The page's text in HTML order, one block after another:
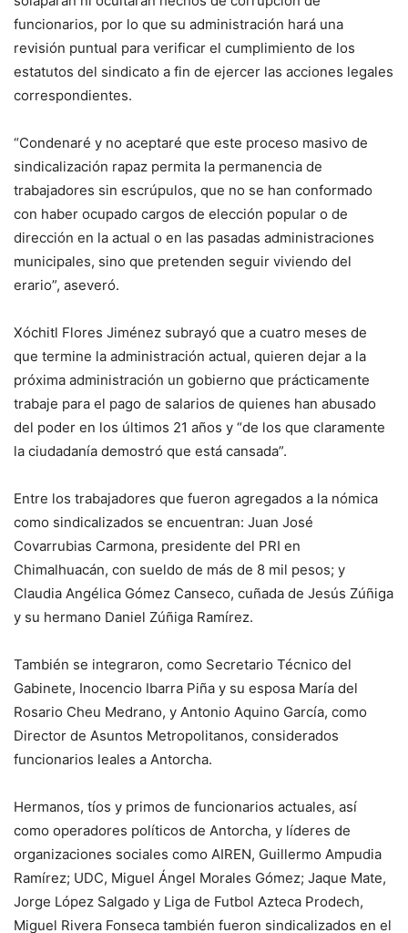
funcionarios, por lo que su administración hará una
revisión puntual para verificar el cumplimiento de los
estatutos del sindicato a fin de ejercer las acciones legales
correspondientes.
“Condenaré y no aceptaré que este proceso masivo de
sindicalización rapaz permita la permanencia de
trabajadores sin escrúpulos, que no se han conformado
con haber ocupado cargos de elección popular o de
dirección en la actual o en las pasadas administraciones
municipales, sino que pretenden seguir viviendo del
erario”, aseveró.
Xóchitl Flores Jiménez subrayó que a cuatro meses de
que termine la administración actual, quieren dejar a la
próxima administración un gobierno que prácticamente
trabaje para el pago de salarios de quienes han abusado
del poder en los últimos 21 años y “de los que claramente
la ciudadanía demostró que está cansada”.
Entre los trabajadores que fueron agregados a la nómica
como sindicalizados se encuentran: Juan José
Covarrubias Carmona, presidente del PRI en
Chimalhuacán, con sueldo de más de 8 mil pesos; y
Claudia Angélica Gómez Canseco, cuñada de Jesús Zúñiga
y su hermano Daniel Zúñiga Ramírez.
También se integraron, como Secretario Técnico del
Gabinete, Inocencio Ibarra Piña y su esposa María del
Rosario Cheu Medrano, y Antonio Aquino García, como
Director de Asuntos Metropolitanos, considerados
funcionarios leales a Antorcha.
Hermanos, tíos y primos de funcionarios actuales, así
como operadores políticos de Antorcha, y líderes de
organizaciones sociales como AIREN, Guillermo Ampudia
Ramírez; UDC, Miguel Ángel Morales Gómez; Jaque Mate,
Jorge López Salgado y Liga de Futbol Azteca Prodech,
Miguel Rivera Fonseca también fueron sindicalizados en el